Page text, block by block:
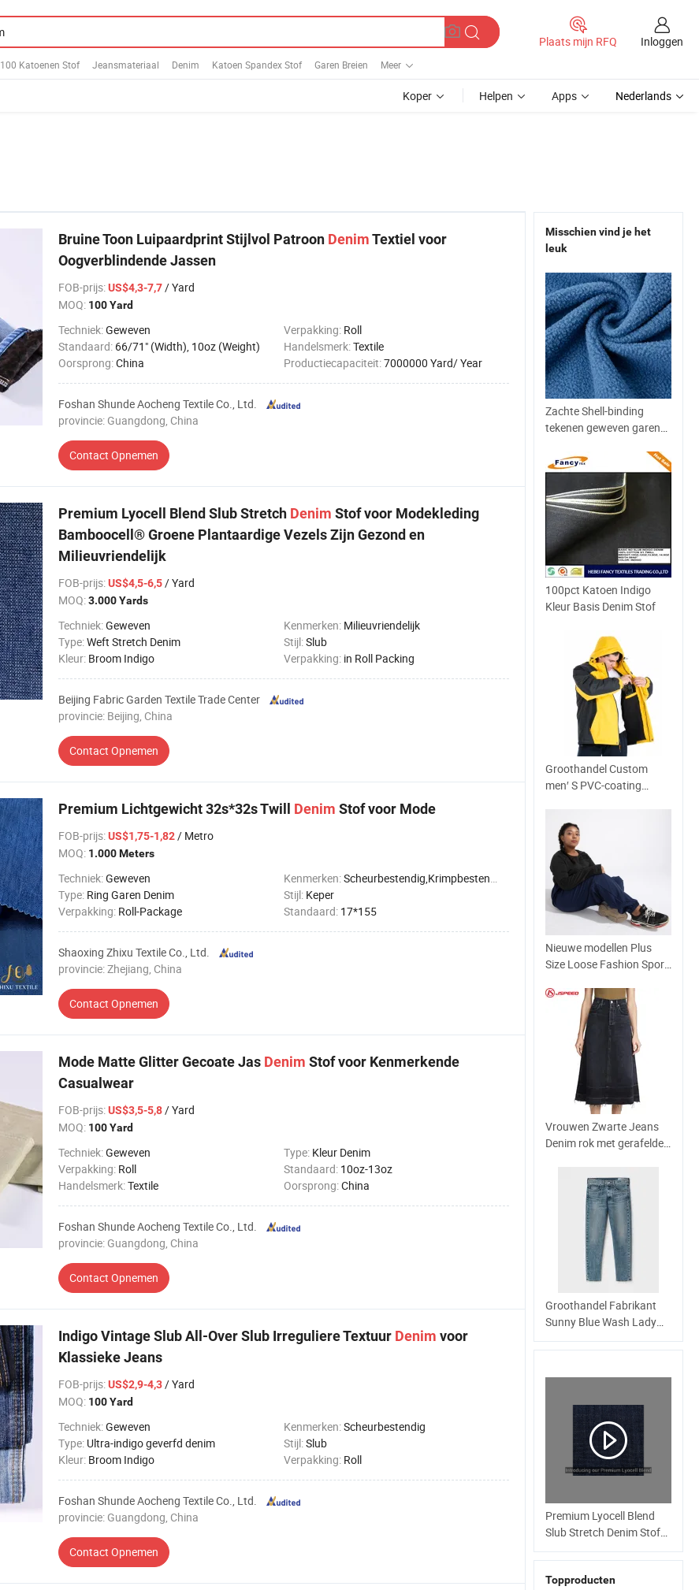
100 Katoenen Stof Jeansmateriaal Denim Katoen Spandex Stof Garen Breien Meer
Plaats mijn RFQ Inloggen
Koper Helpen Apps Nederlands
Bruine Toon Luipaardprint Stijlvol Patroon DenimTextiel voor
Oogverblindende Jassen
FOB-prijs:US$4,3-7,7/ Yard
MOQ: 100 Yard
Techniek:Geweven Verpakking: Roll
Standaard: 66/71" (Width), 10oz (Weight) Handelsmerk:Textile
Oorsprong:China Productiecapaciteit:7000000 Yard/ Year
Foshan Shunde Aocheng Textile Co., Ltd.
provincie: Guangdong, China
Contact Opnemen
Premium Lyocell Blend Slub Stretch Denim Stof voor Modekleding
Bamboocell® Groene Plantaardige Vezels Zijn Gezond en
Milieuvriendelijk
FOB-prijs:US$4,5-6,5/ Yard
MOQ:3.000 Yards
Techniek:Geweven Kenmerken: Milieuvriendelijk
Type:Weft Stretch Denim Stijl:Slub
Kleur: Broom Indigo Verpakking: in Roll Packing
Beijing Fabric Garden Textile Trade Center
provincie: Beijing, China
Contact Opnemen
Premium Lichtgewicht 32s*32s Twill Denim Stof voor Mode
FOB-prijs:US$1,75-1,82/ Metro
MOQ: 1.000 Meters
Techniek:Geweven Kenmerken:Scheurbestendig,Krimpbestendig,Milieuvriendelijk
Type: Ring Garen Denim Stijl: Keper
Verpakking: Roll-Package Standaard: 17*155
Shaoxing Zhixu Textile Co., Ltd.
provincie: Zhejiang, China
Contact Opnemen
Mode Matte Glitter Gecoate Jas Denim Stof voor Kenmerkende
Casualwear
FOB-prijs:US$3,5-5,8/ Yard
MOQ: 100 Yard
Techniek:Geweven Type: Kleur Denim
Verpakking: Roll Standaard: 10oz-13oz
Handelsmerk:Textile Oorsprong:China
Foshan Shunde Aocheng Textile Co., Ltd.
provincie: Guangdong, China
Contact Opnemen
Indigo Vintage Slub All-Over Slub Irreguliere Textuur Denim voor
Klassieke Jeans
FOB-prijs:US$2,9-4,3/ Yard
MOQ: 100 Yard
Techniek:Geweven Kenmerken:Scheurbestendig
Type: Ultra-indigo geverfd denim Stijl:Slub
Kleur: Broom Indigo Verpakking: Roll
Foshan Shunde Aocheng Textile Co., Ltd.
provincie: Guangdong, China
Contact Opnemen
Misschien vind je het
leuk
Zachte Shell-binding
tekenen geweven garen
100pct Katoen Indigo
Kleur Basis Denim Stof
Groothandel Custom
men′ S PVC-coating
Winter Dik Fashion
Outdoor Rain Puffer
Waterproof men Jas
Nieuwe modellen Plus
Size Loose Fashion Sport
Vrouwen Zwarte Jeans
Denim rok met gerafelde
Groothandel Fabrikant
Sunny Blue Wash Lady
Jeans Relaxed Fit Acid
MID Indigo vrouwen Jean
Premium Lyocell Blend
Slub Stretch Denim Stof
voor Modekleding
Bamboocell® Groene
Plantaardige Vezels Zijn
Topproducten